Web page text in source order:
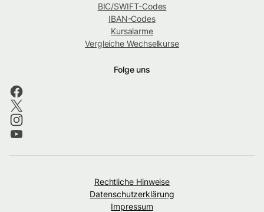
BIC/SWIFT-Codes
IBAN-Codes
Kursalarme
Vergleiche Wechselkurse
Folge uns
Rechtliche Hinweise
Datenschutzerklärung
Impressum